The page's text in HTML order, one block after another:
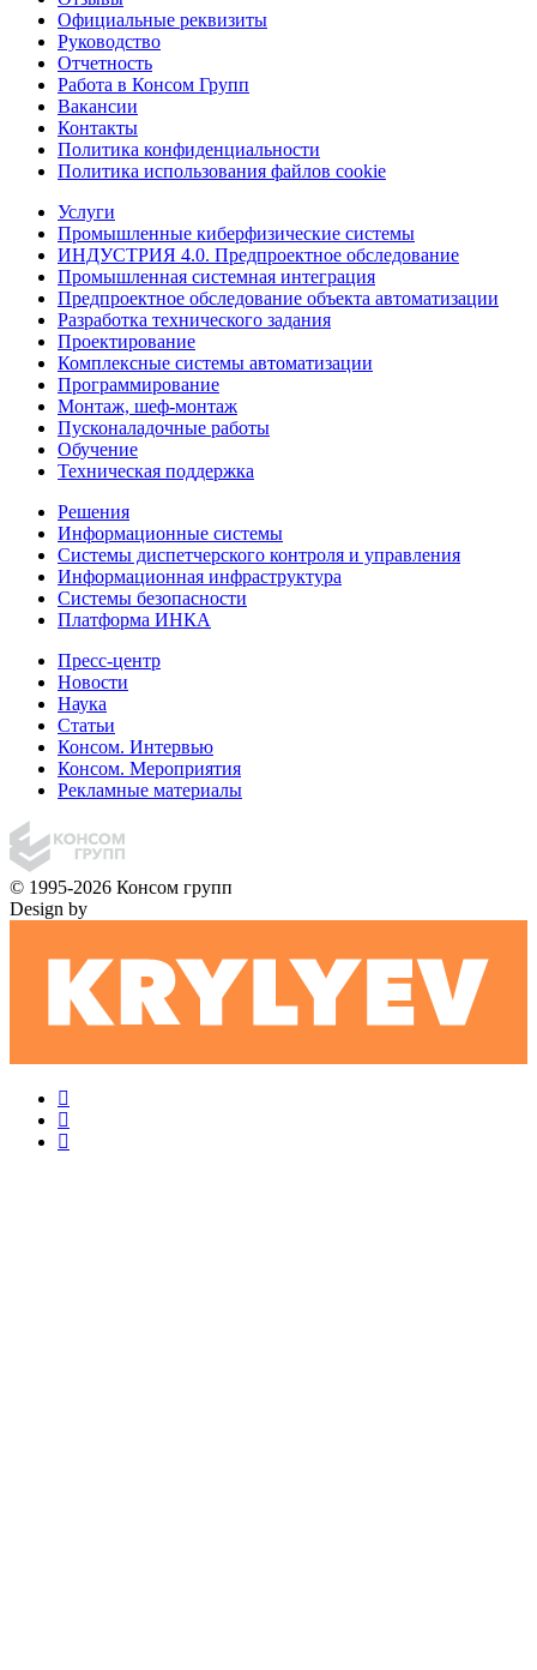
Официальные реквизиты
Руководство
Отчетность
Работа в Консом Групп
Вакансии
Контакты
Политика конфиденциальности
Политика использования файлов cookie
Услуги
Промышленные киберфизические системы
ИНДУСТРИЯ 4.0. Предпроектное обследование
Промышленная системная интеграция
Предпроектное обследование объекта автоматизации
Разработка технического задания
Проектирование
Комплексные системы автоматизации
Программирование
Монтаж, шеф-монтаж
Пусконаладочные работы
Обучение
Техническая поддержка
Решения
Информационные системы
Системы диспетчерского контроля и управления
Информационная инфраструктура
Системы безопасности
Платформа ИНКА
Пресс-центр
Новости
Наука
Статьи
Консом. Интервью
Консом. Мероприятия
Рекламные материалы
© 1995-2026 Консом групп
Design by